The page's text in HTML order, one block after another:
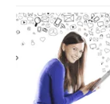
る。写真の顔部分の
に便利だろう。
Snipping Toolの
［オプション］